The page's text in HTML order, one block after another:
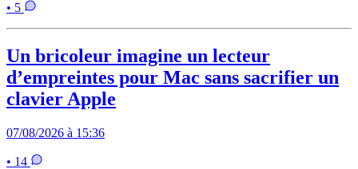
• 5
Un bricoleur imagine un lecteur
d’empreintes pour Mac sans sacrifier un
clavier Apple
07/08/2026 à 15:36
• 14